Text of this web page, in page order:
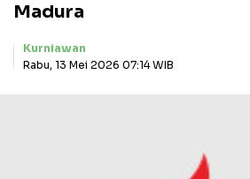
Madura
Kurniawan
Rabu, 13 Mei 2026 07:14 WIB